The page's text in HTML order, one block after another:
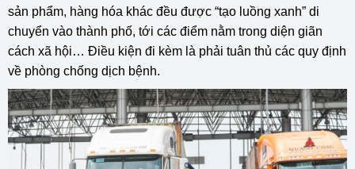
sản phẩm, hàng hóa khác đều được “tạo luồng xanh” di
chuyển vào thành phố, tới các điểm nằm trong diện giãn
cách xã hội… Điều kiện đi kèm là phải tuân thủ các quy định
về phòng chống dịch bệnh.